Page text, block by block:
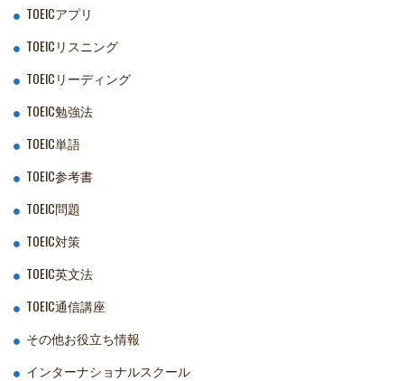
TOEICアプリ
TOEICリスニング
TOEICリーディング
TOEIC勉強法
TOEIC単語
TOEIC参考書
TOEIC問題
TOEIC対策
TOEIC英文法
TOEIC通信講座
その他お役立ち情報
インターナショナルスクール